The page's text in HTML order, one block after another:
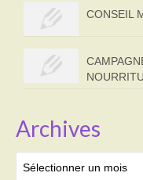
CONSEIL
Archives